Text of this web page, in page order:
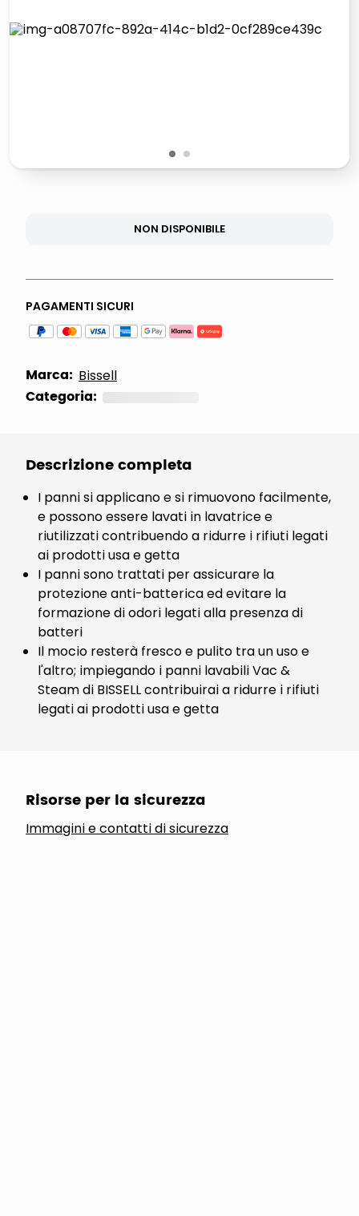
airpods
1 2
NON DISPONIBILE
PAGAMENTI SICURI
Marca: Bissell
Categoria:
Descrizione completa
I panni si applicano e si rimuovono facilmente,
e possono essere lavati in lavatrice e
riutilizzati contribuendo a ridurre i rifiuti legati
ai prodotti usa e getta
I panni sono trattati per assicurare la
protezione anti-batterica ed evitare la
formazione di odori legati alla presenza di
batteri
Il mocio resterà fresco e pulito tra un uso e
l'altro; impiegando i panni lavabili Vac &
Steam di BISSELL contribuirai a ridurre i rifiuti
legati ai prodotti usa e getta
Risorse per la sicurezza
Immagini e contatti di sicurezza